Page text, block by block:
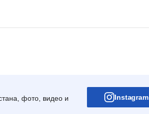
фото, видео и
Instagram